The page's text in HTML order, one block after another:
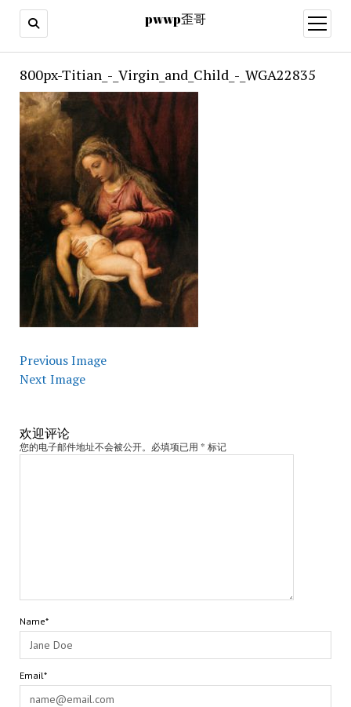
pwwp歪哥
open
menu
800px-Titian_-_Virgin_and_Child_-_WGA22835
Previous Image
Next Image
欢迎评论
您的电子邮件地址不会被公开。必填项已用 * 标记
Name*
Email*